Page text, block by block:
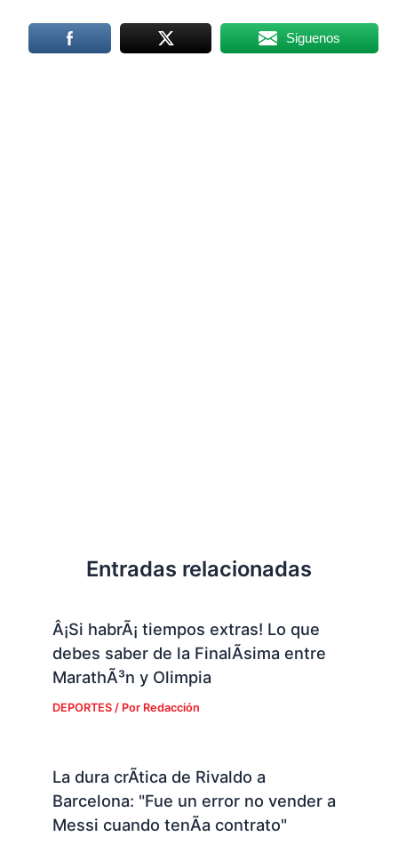
Siguenos
Entradas relacionadas
Â¡Si habrÃ¡ tiempos extras! Lo que
debes saber de la FinalÃ­sima entre
MarathÃ³n y Olimpia
DEPORTES/ Por Redacción
La dura crÃ­tica de Rivaldo a
Barcelona: "Fue un error no vender a
Messi cuando tenÃ­a contrato"